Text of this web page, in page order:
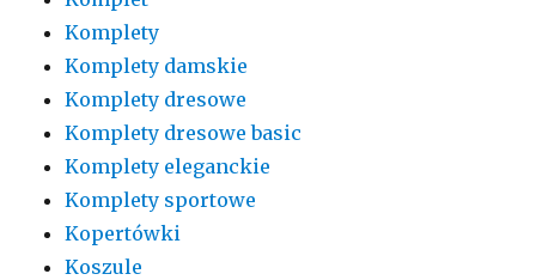
Komplety
Komplety damskie
Komplety dresowe
Komplety dresowe basic
Komplety eleganckie
Komplety sportowe
Kopertówki
Koszule